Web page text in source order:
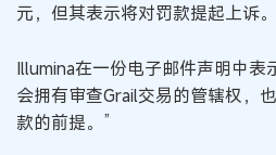
元，但其表示将对罚款提起上诉。
Illumina在一份电子邮件声明中表
会拥有审查Grail交易的管辖权，
款的前提。”